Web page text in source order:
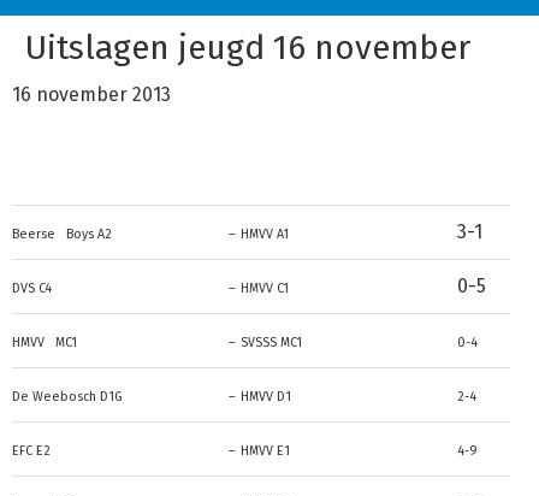
Uitslagen jeugd 16 november
16 november 2013
Beerse Boys A2 – HMVV A1 3-1
DVS C4 – HMVV C1 0-5
HMVV MC1 – SVSSS MC1 0-4
De Weebosch D1G – HMVV D1 2-4
EFC E2 – HMVV E1 4-9